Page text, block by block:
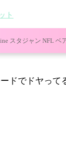
ト
スタジャン NFL ベ
ドでドヤって